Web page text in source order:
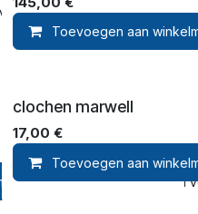
Toevoegen aan
Toevoegen aan
clochen marwell
17,00 €
Toevoegen aan